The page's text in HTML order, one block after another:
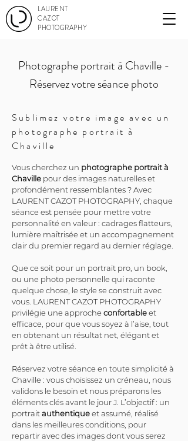
LAURENT
CAZOT
PHOTOGRAPHY
Photographe portrait à Chaville -
Réservez votre séance photo
Sublimez votre image avec un
photographe portrait à
Chaville
Vous cherchez un photographe portrait à
Chaville pour des images naturelles et
profondément ressemblantes ? Avec
LAURENT CAZOT PHOTOGRAPHY, chaque
séance est pensée pour mettre votre
personnalité en valeur : cadrages flatteurs,
lumière maîtrisée et un accompagnement
clair du premier regard au dernier réglage.
Que ce soit pour un portrait pro, un book,
ou une photo personnelle qui raconte
quelque chose, le style se construit avec
vous. LAURENT CAZOT PHOTOGRAPHY
privilégie une approche confortable et
efficace, pour que vous soyez à l’aise, tout
en obtenant un résultat net, élégant et
prêt à être utilisé.
Réservez votre séance en toute simplicité à
Chaville : vous choisissez un créneau, nous
validons le besoin et nous préparons les
éléments clés avant le jour J. L’objectif : un
portrait authentique et assumé, réalisé
dans les meilleures conditions, pour
repartir avec des images dont vous serez